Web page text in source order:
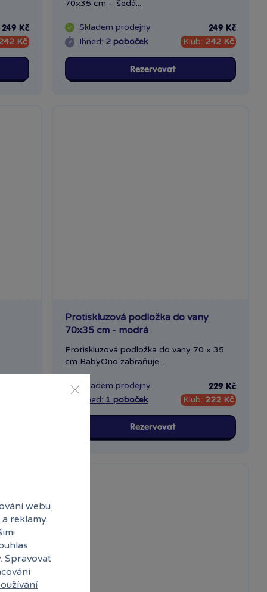
249 Kč
Kč
70×35 cm – šedá...
Skladem prodejny
Ihned: 2 poboček
249 Kč
Klub: 242 Kč
Rezervovat
Protiskluzová podložka do vany
70x35 cm - modrá
Protiskluzová podložka do vany 70 × 35
cm BabyOno zabraňuje...
Skladem prodejny
Ihned: 1 poboček
229 Kč
Klub: 222 Kč
Rezervovat
webu,
reklamy.
Spravovat